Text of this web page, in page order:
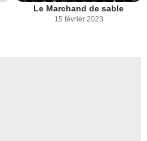
Le Marchand de sable
15 février 2023